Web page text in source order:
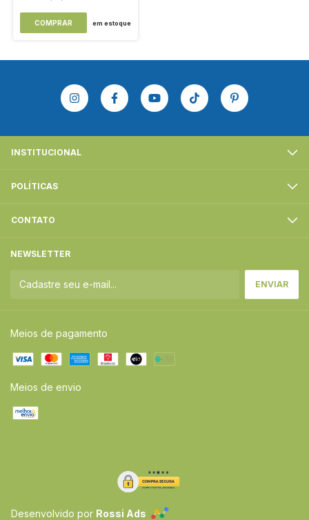
em estoque
INSTITUCIONAL
POLÍTICAS
CONTATO
NEWSLETTER
Meios de pagamento
Meios de envio
Desenvolvido por Rossi Ads